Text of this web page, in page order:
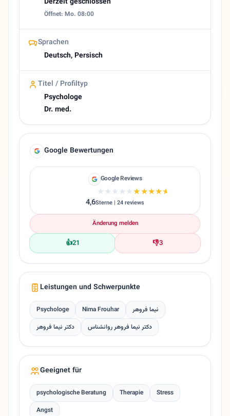
Öffnet: Mo. 08:00
Sprachen
Deutsch, Persisch
Titel / Profiltyp
Psychologe
Dr. med.
Google Bewertungen
Google Reviews
★★★★★★★★★★
4,6Sterne | 24 reviews
Änderung melden
👍21 👎3
Leistungen und Schwerpunkte
Psychologe Nima Frouhar
نیما فروهر
دکتر نیما فروهر
دکتر نیما فروهر روانشناس
Geeignet für
psychologische Beratung Therapie
Stress
Angst